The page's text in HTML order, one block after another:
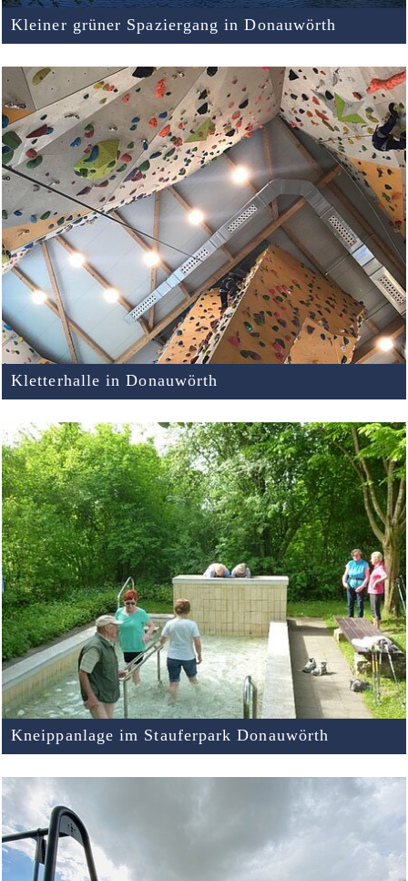
Kleiner grüner Spaziergang in Donauwörth
Kletterhalle in Donauwörth
Kneippanlage im Stauferpark Donauwörth